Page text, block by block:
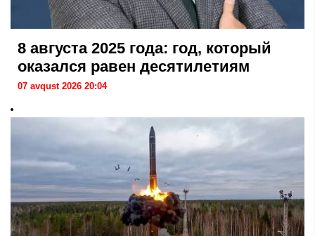
8 августа 2025 года: год, который
оказался равен десятилетиям
07 avqust 2026 20:04